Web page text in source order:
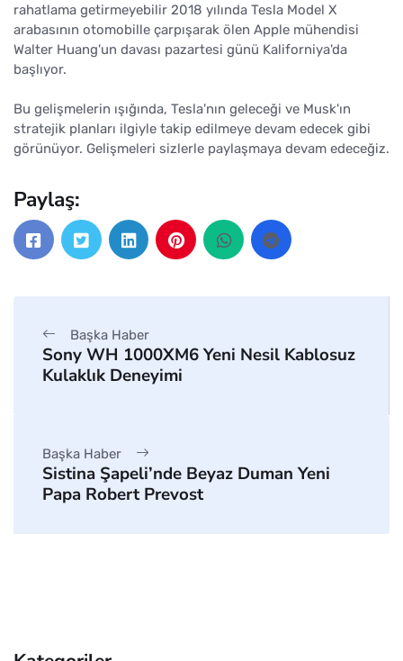
rahatlama getirmeyebilir 2018 yılında Tesla Model X
arabasının otomobille çarpışarak ölen Apple mühendisi
Walter Huang'un davası pazartesi günü Kaliforniya'da
başlıyor.
Bu gelişmelerin ışığında, Tesla'nın geleceği ve Musk'ın
stratejik planları ilgiyle takip edilmeye devam edecek gibi
görünüyor. Gelişmeleri sizlerle paylaşmaya devam edeceğiz.
Paylaş:
Başka Haber
Sony WH 1000XM6 Yeni Nesil Kablosuz
Kulaklık Deneyimi
Başka Haber
Sistina Şapeli’nde Beyaz Duman Yeni
Papa Robert Prevost